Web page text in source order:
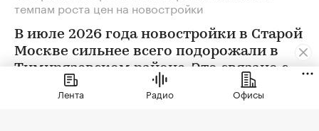
темпам роста цен на новостройки
В июле 2026 года новостройки в Старой
Москве сильнее всего подорожали в
Тимирязевском районе. Это связано с
появлением в экспозиции нового
проекта бизнес-класса
Лента Радио Офисы